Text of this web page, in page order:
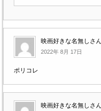
映画好きな名無しさん
2022年 8月 17日
ポリコレ
映画好きな名無しさん